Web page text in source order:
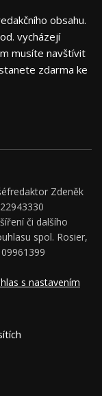
obsahu.
vycházejí
musíte navštívit
zdarma ke
Zdeněk
či dalšího
spol. Rosier,
s nastavením